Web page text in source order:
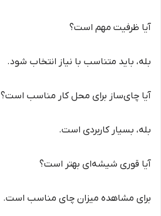
آیا ظرفیت مهم است؟
بله، باید متناسب با نیاز انتخاب شود.
آیا چای‌ساز برای محل کار مناسب است؟
بله، بسیار کاربردی است.
آیا قوری شیشه‌ای بهتر است؟
برای مشاهده میزان چای مناسب است.